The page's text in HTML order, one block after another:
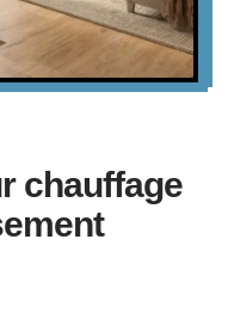
chauffage